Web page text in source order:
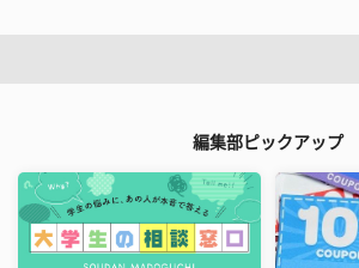
編集部ピックアップ